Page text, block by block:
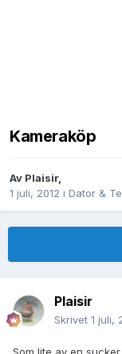
Kameraköp
Av Plaisir,
1 juli, 2012 i Dator &
Plaisir
Skrivet 1 juli,